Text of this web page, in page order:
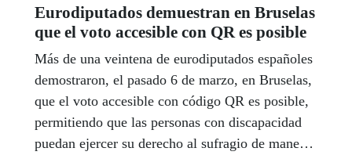
Eurodiputados demuestran en Bruselas
que el voto accesible con QR es posible
Más de una veintena de eurodiputados españoles
demostraron, el pasado 6 de marzo, en Bruselas,
que el voto accesible con código QR es posible,
permitiendo que las personas con discapacidad
puedan ejercer su derecho al sufragio de manera